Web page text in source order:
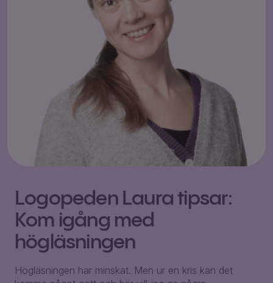
Logopeden Laura tipsar:
Kom igång med
högläsningen
Högläsningen har minskat. Men ur en kris kan det